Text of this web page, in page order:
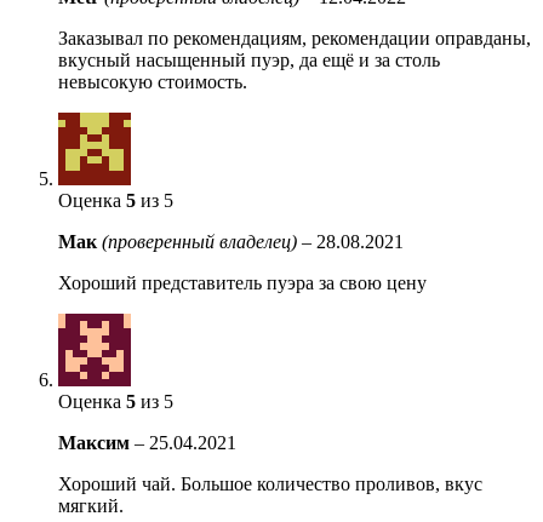
Заказывал по рекомендациям, рекомендации оправданы,
вкусный насыщенный пуэр, да ещё и за столь
невысокую стоимость.
Оценка 5 из 5
Мак (проверенный владелец) – 28.08.2021
Хороший представитель пуэра за свою цену
Оценка 5 из 5
Максим – 25.04.2021
Хороший чай. Большое количество проливов, вкус
мягкий.